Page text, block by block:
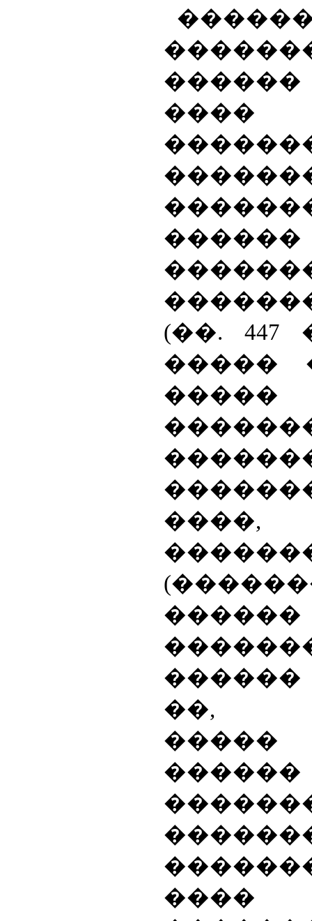
(��.
�����
����,
������
��,
�����
����